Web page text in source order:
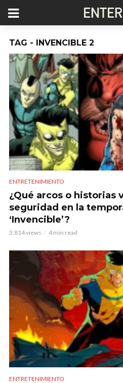
TAG - INVENCIBLE 2
ENTRETENIMIENTO
¿Qué arcos o historias
seguridad en la
‘Invencible’?
3.814 views 4 min read
ENTRETENIMIENTO